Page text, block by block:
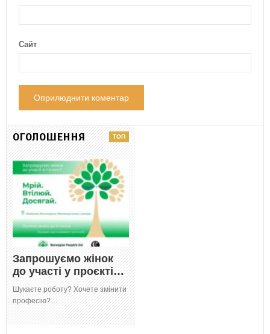
Сайт
ОГОЛОШЕННЯ
Запрошуємо жінок
до участі у проєкті…
Шукаєте роботу? Хочете змінити
професію?…